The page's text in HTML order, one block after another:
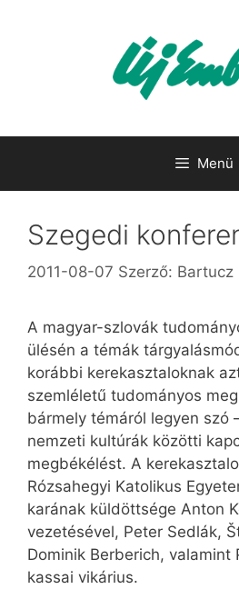
Menü
Szegedi
2011-08-07 Szerző: Bartucz
A magyar-szlovák
ülésén a témák
korábbi kerekasztaloknak
szemléletű tudományos
bármely témáról legyen szó
nemzeti kultúrák közötti
megbékélést. A
Rózsahegyi Katolikus
karának küldöttsége Anton
vezetésével, Peter Sedlák,
Dominik Berberich, valamint
kassai vikárius.